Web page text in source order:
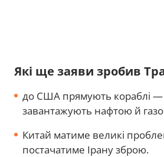
Які ще заяви зробив
до США прямують кораблі —
завантажують нафтою й
Китай матиме великі
постачатиме Ірану зброю.